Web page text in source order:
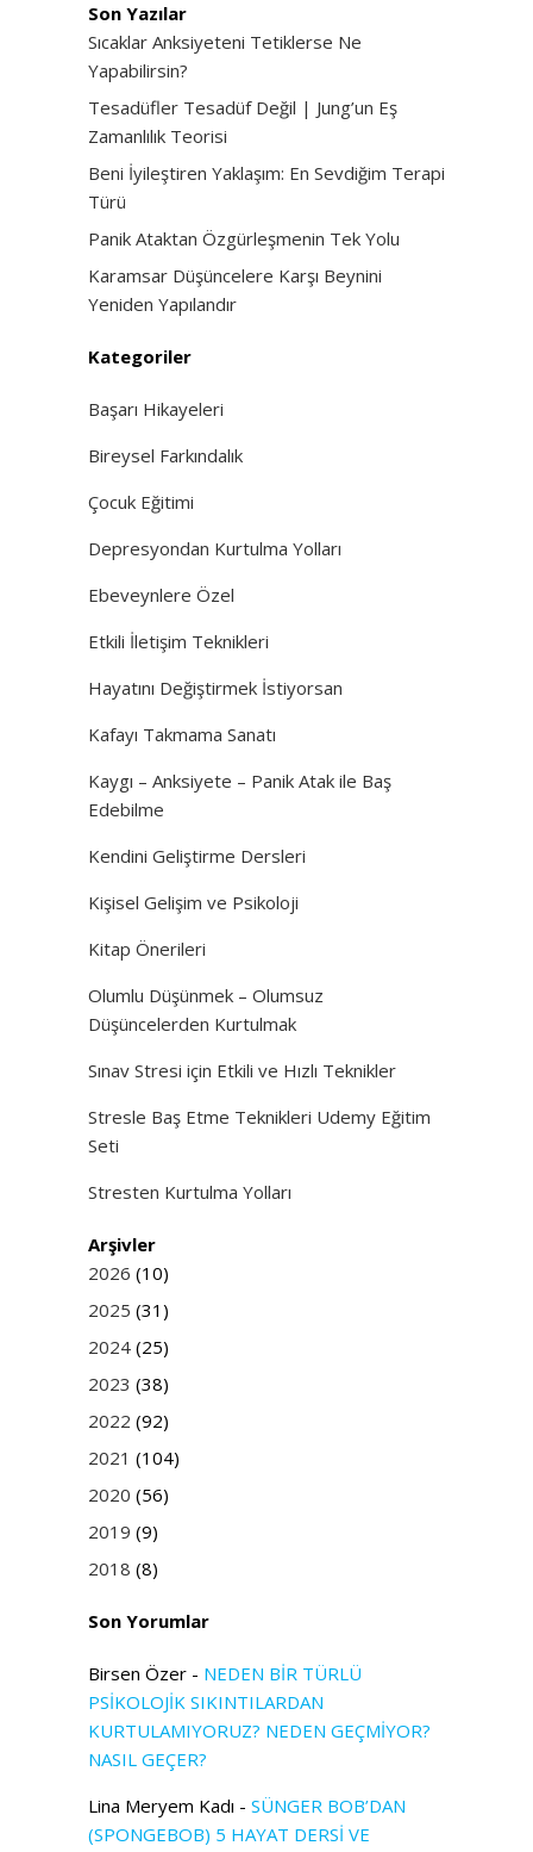
Son Yazılar
Sıcaklar Anksiyeteni Tetiklerse Ne
Yapabilirsin?
Tesadüfler Tesadüf Değil | Jung’un Eş
Zamanlılık Teorisi
Beni İyileştiren Yaklaşım: En Sevdiğim Terapi
Türü
Panik Ataktan Özgürleşmenin Tek Yolu
Karamsar Düşüncelere Karşı Beynini
Yeniden Yapılandır
Kategoriler
Başarı Hikayeleri
Bireysel Farkındalık
Çocuk Eğitimi
Depresyondan Kurtulma Yolları
Ebeveynlere Özel
Etkili İletişim Teknikleri
Hayatını Değiştirmek İstiyorsan
Kafayı Takmama Sanatı
Kaygı – Anksiyete – Panik Atak ile Baş
Edebilme
Kendini Geliştirme Dersleri
Kişisel Gelişim ve Psikoloji
Kitap Önerileri
Olumlu Düşünmek – Olumsuz
Düşüncelerden Kurtulmak
Sınav Stresi için Etkili ve Hızlı Teknikler
Stresle Baş Etme Teknikleri Udemy Eğitim
Seti
Stresten Kurtulma Yolları
Arşivler
2026 (10)
2025 (31)
2024 (25)
2023 (38)
2022 (92)
2021 (104)
2020 (56)
2019 (9)
2018 (8)
Son Yorumlar
Birsen Özer - NEDEN BİR TÜRLÜ
PSİKOLOJİK SIKINTILARDAN
KURTULAMIYORUZ? NEDEN GEÇMİYOR?
NASIL GEÇER?
Lina Meryem Kadı - SÜNGER BOB’DAN
(SPONGEBOB) 5 HAYAT DERSİ VE